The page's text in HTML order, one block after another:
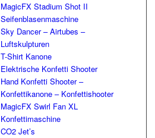
MagicFX Stadium Shot II
Seifenblasenmaschine
Sky Dancer – Airtubes –
Luftskulpturen
T-Shirt Kanone
Elektrische Konfetti Shooter
Hand Konfetti Shooter –
Konfettikanone – Konfettishooter
MagicFX Swirl Fan XL
Konfettimaschine
CO2 Jet’s